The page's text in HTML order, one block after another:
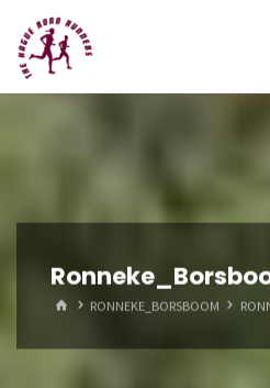
Spring
naar
inhoud
HOMERONNEKE_BORSBOOM